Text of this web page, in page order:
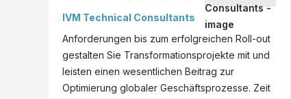
Vollzeit
IVM Technical Consultants
Anforderungen bis zum erfolgreichen Roll-out
gestalten Sie Transformationsprojekte mit und
leisten einen wesentlichen Beitrag zur
Optimierung globaler Geschäftsprozesse. Zeit